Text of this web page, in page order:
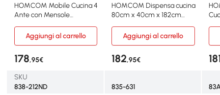
HOMCOM Mobile Cucina 4
Ante con Mensole
HOMCOM Dispensa cucina
80cm x 40cm x 182cm
Aggiungi al carrello
Aggiungi al carrello
178,95€ 182,95€
SKU
838-212ND
835-631